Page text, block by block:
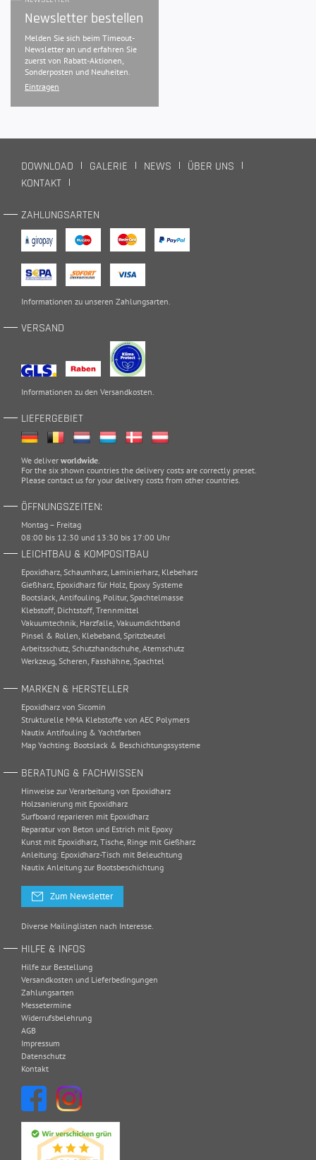
Newsletter bestellen
Melden Sie sich beim Timeout-
Newsletter an und erfahren Sie
zuerst von Rabatt-Aktionen,
Sonderposten und Neuheiten.
Eintragen
DOWNLOAD GALERIE NEWS
ÜBER UNS
KONTAKT
ZAHLUNGSARTEN
Informationen zu unseren Zahlungsarten.
VERSAND
Informationen zu den Versandkosten.
LIEFERGEBIET
We deliver worldwide.
For the six shown countries the delivery costs are correctly preset.
Please contact us for your delivery costs from other countries.
ÖFFNUNGSZEITEN:
Montag – Freitag
08:00 bis 12:30 und 13:30 bis 17:00 Uhr
LEICHTBAU & KOMPOSITBAU
Epoxidharz, Schaumharz, Laminierharz, Klebeharz
Gießharz, Epoxidharz für Holz, Epoxy Systeme
Bootslack, Antifouling, Politur, Spachtelmasse
Klebstoff, Dichtstoff, Trennmittel
Vakuumtechnik, Harzfalle, Vakuumdichtband
Pinsel & Rollen, Klebeband, Spritzbeutel
Arbeitsschutz, Schutzhandschuhe, Atemschutz
Werkzeug, Scheren, Fasshähne, Spachtel
MARKEN & HERSTELLER
Epoxidharz von Sicomin
Strukturelle MMA Klebstoffe von AEC Polymers
Nautix Antifouling & Yachtfarben
Map Yachting: Bootslack & Beschichtungssysteme
BERATUNG & FACHWISSEN
Hinweise zur Verarbeitung von Epoxidharz
Holzsanierung mit Epoxidharz
Surfboard reparieren mit Epoxidharz
Reparatur von Beton und Estrich mit Epoxy
Kunst mit Epoxidharz, Tische, Ringe mit Gießharz
Anleitung: Epoxidharz-Tisch mit Beleuchtung
Nautix Anleitung zur Bootsbeschichtung
Zum Newsletter
Diverse Mailinglisten nach Interesse.
HILFE & INFOS
Hilfe zur Bestellung
Versandkosten und Lieferbedingungen
Zahlungsarten
Messetermine
Widerrufsbelehrung
AGB
Impressum
Datenschutz
Kontakt